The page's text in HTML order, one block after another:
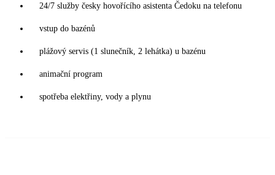
24/7 služby česky hovořícího asistenta Čedoku na telefonu
vstup do bazénů
plážový servis (1 slunečník, 2 lehátka) u bazénu
animační program
spotřeba elektřiny, vody a plynu